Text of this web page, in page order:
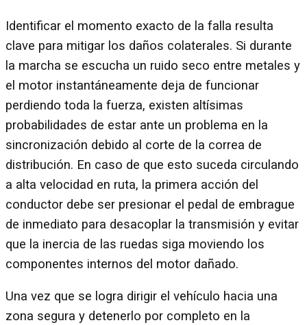
Identificar el momento exacto de la falla resulta
clave para mitigar los daños colaterales. Si durante
la marcha se escucha un ruido seco entre metales y
el motor instantáneamente deja de funcionar
perdiendo toda la fuerza, existen altísimas
probabilidades de estar ante un problema en la
sincronización debido al corte de la correa de
distribución. En caso de que esto suceda circulando
a alta velocidad en ruta, la primera acción del
conductor debe ser presionar el pedal de embrague
de inmediato para desacoplar la transmisión y evitar
que la inercia de las ruedas siga moviendo los
componentes internos del motor dañado.
Una vez que se logra dirigir el vehículo hacia una
zona segura y detenerlo por completo en la